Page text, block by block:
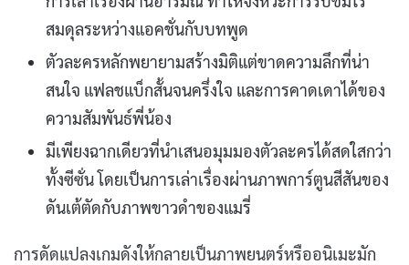
สมดุลระหว่างแอคชั่นกับบทพูด
ตัวละครหลักพยายามสร้างมิติแต่ขาดความลึกที่น่า
สนใจ แฟลชแบ็กสั้นจนครึ่งใจ และการคาดเดาได้ของ
ความสัมพันธ์พี่น้อง
มีเพียงฉากเดียวที่นำเสนอมุมมองตัวละครได้สดใสกว่า
ทั้งซีซั่น โดยเป็นการเล่าเรื่องผ่านภาพการ์ตูนสีสันของ
ดันเต้ตัดกับภาพขาวดำของแมรี่
การดัดแปลงเกมดังให้กลายเป็นภาพยนตร์หรืออนิเมะมัก